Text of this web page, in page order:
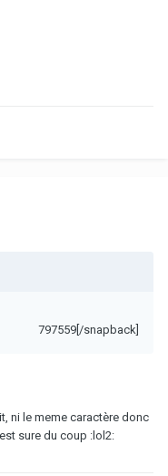
797559[/snapback]
ni le meme caractère donc
sure du coup :lol2: